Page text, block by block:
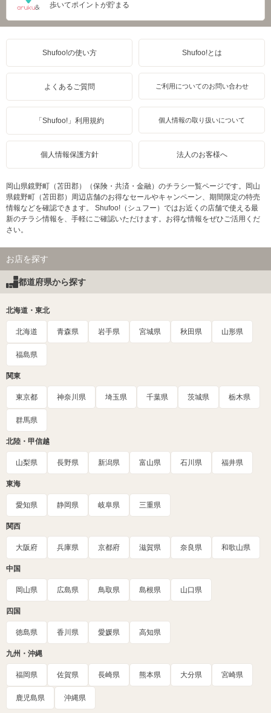
歩いてポイントが貯まる
Shufoo!の使い方 Shufoo!とは
よくあるご質問 ご利用についてのお問い合わせ
「Shufoo!」利用規約 個人情報の取り扱いについて
個人情報保護方針 法人のお客様へ
岡山県鏡野町（苫田郡）（保険・共済・金融）のチラシ一覧ページです。岡山
県鏡野町（苫田郡）周辺店舗のお得なセールやキャンペーン、期間限定の特売
情報などを確認できます。 Shufoo!（シュフー）ではお近くの店舗で使える最
新のチラシ情報を、手軽にご確認いただけます。お得な情報をぜひご活用くだ
さい。
お店を探す
都道府県から探す
北海道・東北
北海道 青森県 岩手県 宮城県 秋田県 山形県
福島県
関東
東京都 神奈川県 埼玉県 千葉県 茨城県 栃木県
群馬県
北陸・甲信越
山梨県 長野県 新潟県 富山県 石川県 福井県
東海
愛知県 静岡県 岐阜県 三重県
関西
大阪府 兵庫県 京都府 滋賀県 奈良県 和歌山県
中国
岡山県 広島県 鳥取県 島根県 山口県
四国
徳島県 香川県 愛媛県 高知県
九州・沖縄
福岡県 佐賀県 長崎県 熊本県 大分県 宮崎県
鹿児島県 沖縄県